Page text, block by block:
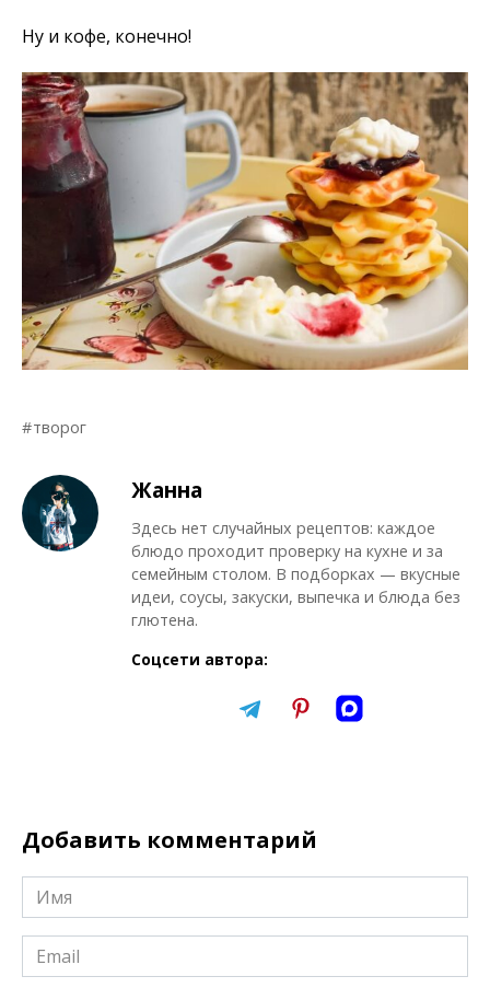
Ну и кофе, конечно!
творог
Жанна
Здесь нет случайных рецептов: каждое
блюдо проходит проверку на кухне и за
семейным столом. В подборках — вкусные
идеи, соусы, закуски, выпечка и блюда без
глютена.
Соцсети автора:
Добавить комментарий
Имя
*
Email
*